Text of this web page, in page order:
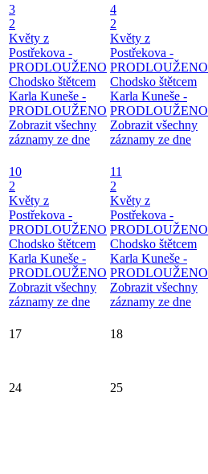
3
2
Květy z
Postřekova -
PRODLOUŽENO
Chodsko štětcem
Karla Kuneše -
PRODLOUŽENO
Zobrazit všechny
záznamy ze dne
4
2
Květy z
Postřekova -
PRODLOUŽENO
Chodsko štětcem
Karla Kuneše -
PRODLOUŽENO
Zobrazit všechny
záznamy ze dne
10
2
Květy z
Postřekova -
PRODLOUŽENO
Chodsko štětcem
Karla Kuneše -
PRODLOUŽENO
Zobrazit všechny
záznamy ze dne
11
2
Květy z
Postřekova -
PRODLOUŽENO
Chodsko štětcem
Karla Kuneše -
PRODLOUŽENO
Zobrazit všechny
záznamy ze dne
17 18
24 25